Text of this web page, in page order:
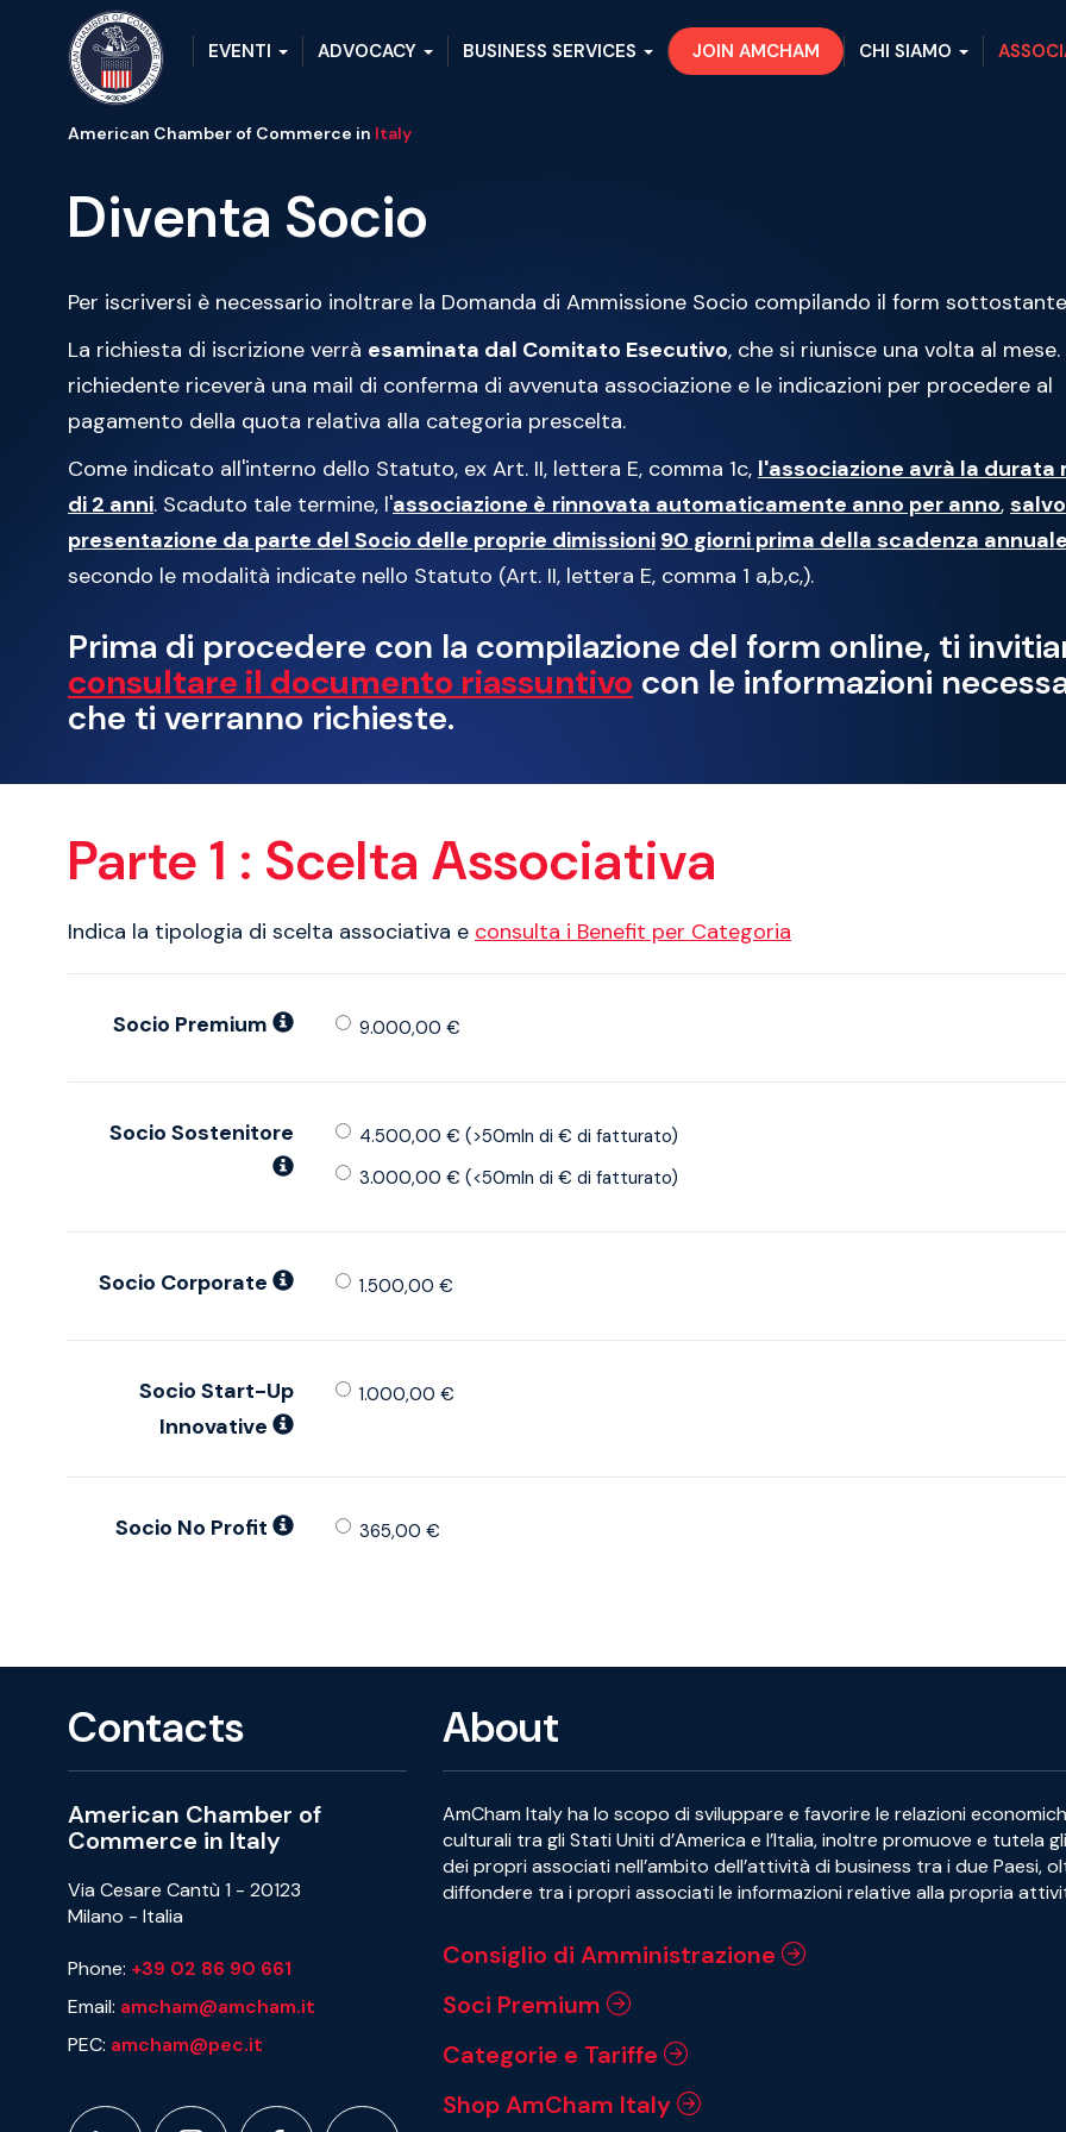
EVENTI ADVOCACY BUSINESS SERVICES JOIN AMCHAM CHI SIAMO
American Chamber of Commerce in Italy
Diventa Socio
Per iscriversi è necessario inoltrare la Domanda di Ammissione Socio compilando il form
La richiesta di iscrizione verrà esaminata dal Comitato Esecutivo, che si riunisce una volta al mese.
richiedente riceverà una mail di conferma di avvenuta associazione e le indicazioni per procedere al
pagamento della quota relativa alla categoria prescelta.
Come indicato all'interno dello Statuto, ex Art. II, lettera E, comma 1c, l'associazione avrà la durata
di 2 anni. Scaduto tale termine, l'associazione è rinnovata automaticamente anno per anno, salvo
presentazione da parte del Socio delle proprie dimissioni 90 giorni prima della scadenza annuale
secondo le modalità indicate nello Statuto (Art. II, lettera E, comma 1 a,b,c,).
Prima di procedere con la compilazione del form online, ti
consultare il documento riassuntivo con le informazioni
che ti verranno richieste.
Parte 1 : Scelta Associativa
Indica la tipologia di scelta associativa e consulta i Benefit per Categoria
Socio Premium 9.000,00 €
Socio Sostenitore
4.500,00 € (>50mln di € di fatturato)
3.000,00 € (<50mln di € di fatturato)
Socio Corporate 1.500,00 €
Socio Start-Up
Innovative
1.000,00 €
Socio No Profit 365,00 €
Contacts
American Chamber of
Commerce in Italy
Via Cesare Cantù 1 - 20123
Milano - Italia
Phone: +39 02 86 90 661
Email: amcham@amcham.it
PEC: amcham@pec.it
About
AmCham Italy ha lo scopo di sviluppare e favorire le relazioni
culturali tra gli Stati Uniti d’America e l’Italia, inoltre promuove e tutela
dei propri associati nell’ambito dell’attività di business tra i due Paesi,
diffondere tra i propri associati le informazioni relative alla propria
Consiglio di Amministrazione
Soci Premium
Categorie e Tariffe
Shop AmCham Italy